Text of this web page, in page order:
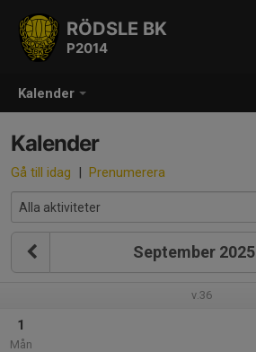
Kalender
RÖDSLE BK
P2014
Kalender
Gå till idag | Prenumerera
September 2025
v.36
1
Mån